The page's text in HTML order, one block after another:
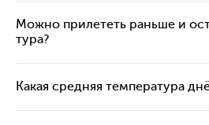
Можно прилететь раньше и
тура?
Какая средняя температура